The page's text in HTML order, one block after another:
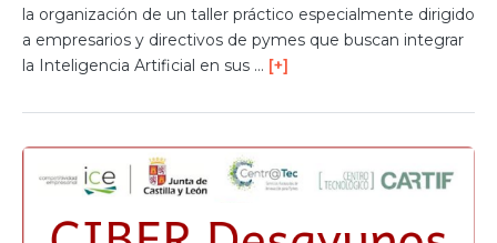
la organización de un taller práctico especialmente dirigido
a empresarios y directivos de pymes que buscan integrar
la Inteligencia Artificial en sus … [+]